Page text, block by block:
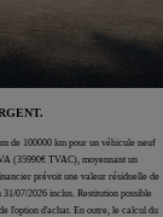
de 100000 km pour un véhicule neuf
(35990€ TVAC), moyennant un
prévoit une valeur résiduelle de
07/2026 inclus. Restitution possible
l'option d'achat. En outre, le calcul du